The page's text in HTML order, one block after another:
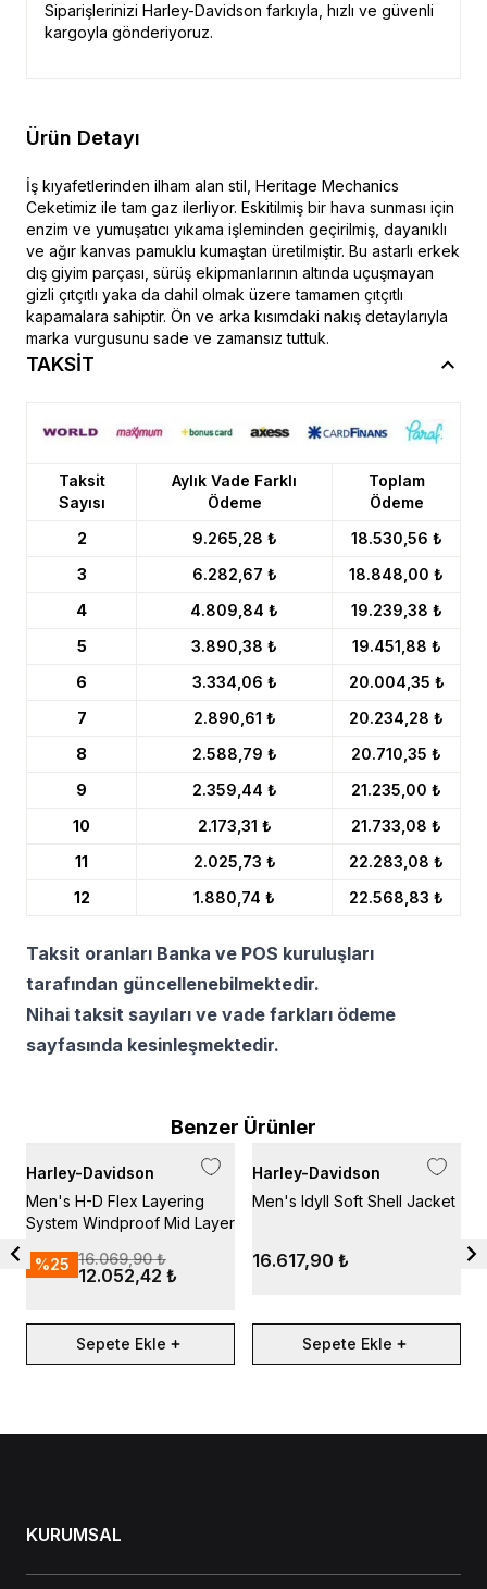
Siparişlerinizi Harley-Davidson farkıyla, hızlı ve güvenli
kargoyla gönderiyoruz.
Ürün Detayı
İş kıyafetlerinden ilham alan stil, Heritage Mechanics
Ceketimiz ile tam gaz ilerliyor. Eskitilmiş bir hava sunması için
enzim ve yumuşatıcı yıkama işleminden geçirilmiş, dayanıklı
ve ağır kanvas pamuklu kumaştan üretilmiştir. Bu astarlı erkek
dış giyim parçası, sürüş ekipmanlarının altında uçuşmayan
gizli çıtçıtlı yaka da dahil olmak üzere tamamen çıtçıtlı
kapamalara sahiptir. Ön ve arka kısımdaki nakış detaylarıyla
marka vurgusunu sade ve zamansız tuttuk.
TAKSİT
Taksit
Sayısı
Aylık Vade Farklı
Ödeme
Toplam
Ödeme
2
9.265,28 ₺
18.530,56 ₺
3
6.282,67 ₺
18.848,00 ₺
4
4.809,84 ₺
19.239,38 ₺
5
3.890,38 ₺
19.451,88 ₺
6
3.334,06 ₺
20.004,35 ₺
7
2.890,61 ₺
20.234,28 ₺
8
2.588,79 ₺
20.710,35 ₺
9
2.359,44 ₺
21.235,00 ₺
10
2.173,31 ₺
21.733,08 ₺
11
2.025,73 ₺
22.283,08 ₺
12
1.880,74 ₺ 22.568,83 ₺
Taksit oranları Banka ve POS kuruluşları
tarafından güncellenebilmektedir.
Nihai taksit sayıları ve vade farkları ödeme
sayfasında kesinleşmektedir.
Benzer Ürünler
Harley-Davidson
Men's H-D Flex Layering
System Windproof Mid Layer
%25 16.069,90 ₺
12.052,42 ₺
Sepete Ekle
Harley-Davidson
Men's Idyll Soft Shell Jacket
16.617,90 ₺
Sepete Ekle
KURUMSAL